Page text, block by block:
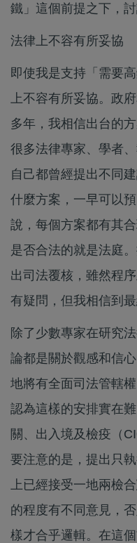
鐵」這個前提之下，
法律上不容有所妥協
即使我是支持「需要
上不容有所妥協。政
多年，我相信出台的
很多法律專家、學者
自己都曾經提出不同
什麼方案，一早可以
說，每個方案都有其
是否合法的就是法庭
出司法覆核，雖然程
有疑問，但我相信到
除了少數專家在研究
論都是關於觀感和信
地將有全面司法管轄
認為這樣的安排實在
關、出入境及檢疫（
要注意的是，提出只
上已經接受一地兩檢
的程度有不同意見，
樣才合乎邏輯。在這